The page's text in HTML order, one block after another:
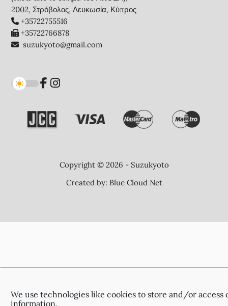
We use technologies like cookies to store and/or access
information.
2002, Στρόβολος, Λευκωσία, Κύπρος
+35722755516
+35722766878
suzukyoto@gmail.com
Copyright © 2026 - Suzukyoto
Created by: Blue Cloud Net